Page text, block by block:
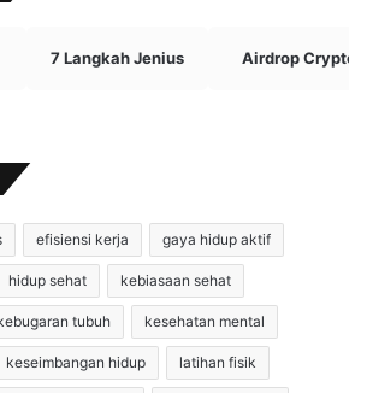
7 Langkah Jenius Airdrop Crypto
efisiensi kerja gaya hidup aktif
hidup sehat kebiasaan sehat
tubuh kesehatan mental
keseimbangan hidup latihan fisik